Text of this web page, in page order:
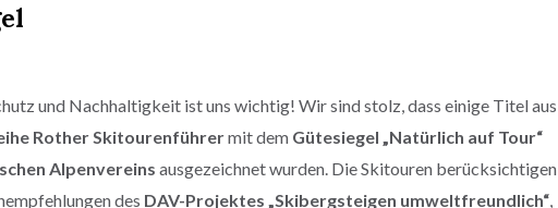
und Nachhaltigkeit ist uns wichtig! Wir sind stolz, dass einige Titel aus
Rother Skitourenführermit dem Gütesiegel „Natürlich auf Tour“
Alpenvereins ausgezeichnet wurden. Die Skitouren berücksichtigen
des DAV-Projektes „Skibergsteigen umweltfreundlich“,